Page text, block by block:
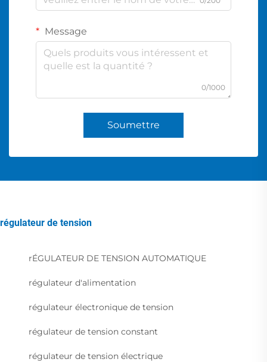
Message
0/1000
Soumettre
régulateur de tension
rÉGULATEUR DE TENSION AUTOMATIQUE
régulateur d'alimentation
régulateur électronique de tension
régulateur de tension constant
régulateur de tension électrique